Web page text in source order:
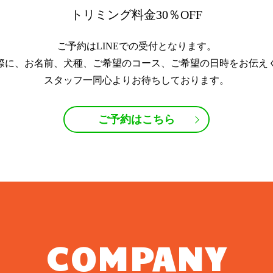
トリミング料金30％OFF
ご予約はLINEでの受付となります。
に、お名前、犬種、ご希望のコース、ご希望の日時をお伝え
スタッフ一同心よりお待ちしております。
ご予約はこちら
COMPANY